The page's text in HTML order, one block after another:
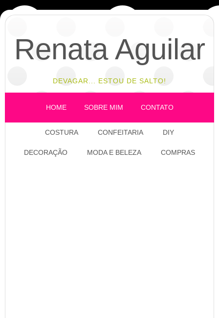
Renata Aguilar
DEVAGAR... ESTOU DE SALTO!
HOME SOBRE MIM CONTATO
COSTURA CONFEITARIA DIY
DECORAÇÃO MODA E BELEZA COMPRAS